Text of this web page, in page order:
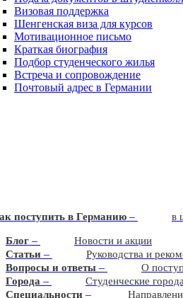
Визовая поддержка
Шенгенская виза для курсов
Мотивационное письмо
Краткая биография
Подбор студенческого жилья
Встреча и сопровождение
Почтовый адрес в Германии
поступить в Германию – в
Блог –
Новости и акции
Статьи –
Руководства и
Вопросы и ответы –
О
Города –
Студенческие
Cпециальности –